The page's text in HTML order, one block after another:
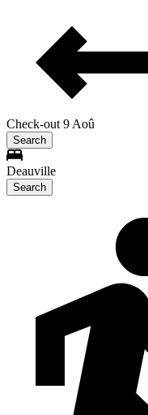
Check-out 9 Aoû
Search
Deauville
Search